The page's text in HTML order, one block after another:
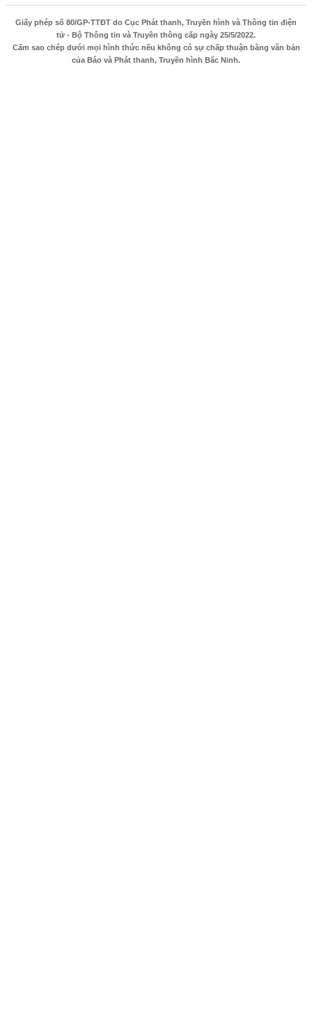
Giấy phép số 80/GP-TTĐT do Cục Phát thanh, Truyền hình và Thông tin điện
tử - Bộ Thông tin và Truyền thông cấp ngày 25/5/2022.
Cấm sao chép dưới mọi hình thức nếu không có sự chấp thuận bằng văn bản
của Báo và Phát thanh, Truyền hình Bắc Ninh.